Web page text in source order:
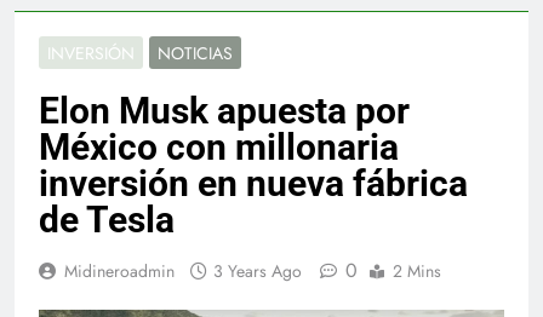
INVERSIÓN NOTICIAS
Elon Musk apuesta por
México con millonaria
inversión en nueva fábrica
de Tesla
Midineroadmin 3 Years Ago 0 2 Mins